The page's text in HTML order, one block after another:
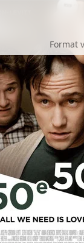
Format
Film 50 e 50